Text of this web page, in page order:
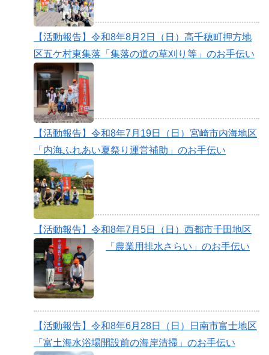
【活動報告】令和8年8月2日（日）高千穂町押方地
区五ケ村東集落「集落の道の草刈り等」のお手伝い
【活動報告】令和8年7月19日（日）宮崎市内海地区
「内海ふれあい夏祭り運営補助」のお手伝い
【活動報告】令和8年7月5日（日）西都市千田地区
「農業用排水さらい」のお手伝い
【活動報告】令和8年6月28日（日）日南市富士地区
「富土海水浴場開設前の海岸清掃」のお手伝い